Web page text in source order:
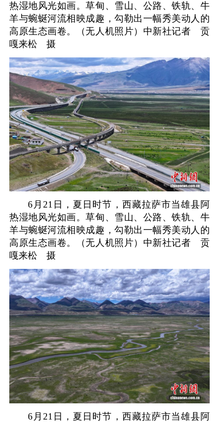
热湿地风光如画。草甸、雪山、公路、铁轨、牛
羊与蜿蜒河流相映成趣，勾勒出一幅秀美动人的
高原生态画卷。（无人机照片） 中新社记者 贡
嘎来松 摄
6月21日，夏日时节，西藏拉萨市当雄县阿
热湿地风光如画。草甸、雪山、公路、铁轨、牛
羊与蜿蜒河流相映成趣，勾勒出一幅秀美动人的
高原生态画卷。（无人机照片） 中新社记者 贡
嘎来松 摄
6月21日，夏日时节，西藏拉萨市当雄县阿